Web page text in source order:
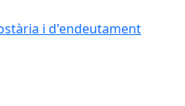
i d'endeutament